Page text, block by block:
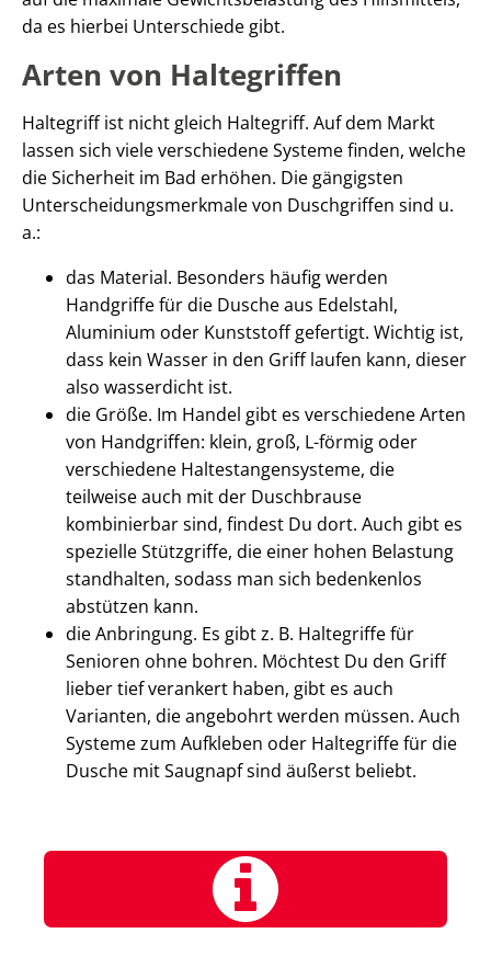
da es hierbei Unterschiede gibt.
Arten von Haltegriffen
Haltegriff ist nicht gleich Haltegriff. Auf dem Markt
lassen sich viele verschiedene Systeme finden, welche
die Sicherheit im Bad erhöhen. Die gängigsten
Unterscheidungsmerkmale von Duschgriffen sind u.
a.:
das Material. Besonders häufig werden
Handgriffe für die Dusche aus Edelstahl,
Aluminium oder Kunststoff gefertigt. Wichtig ist,
dass kein Wasser in den Griff laufen kann, dieser
also wasserdicht ist.
die Größe. Im Handel gibt es verschiedene Arten
von Handgriffen: klein, groß, L-förmig oder
verschiedene Haltestangensysteme, die
teilweise auch mit der Duschbrause
kombinierbar sind, findest Du dort. Auch gibt es
spezielle Stützgriffe, die einer hohen Belastung
standhalten, sodass man sich bedenkenlos
abstützen kann.
die Anbringung. Es gibt z. B. Haltegriffe für
Senioren ohne bohren. Möchtest Du den Griff
lieber tief verankert haben, gibt es auch
Varianten, die angebohrt werden müssen. Auch
Systeme zum Aufkleben oder Haltegriffe für die
Dusche mit Saugnapf sind äußerst beliebt.